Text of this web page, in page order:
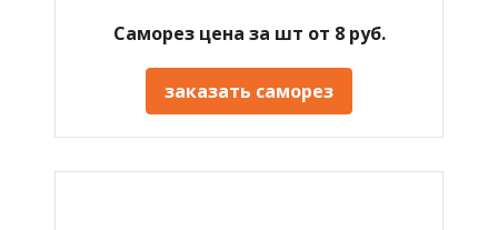
Саморез цена за шт от 8 руб.
заказать саморез